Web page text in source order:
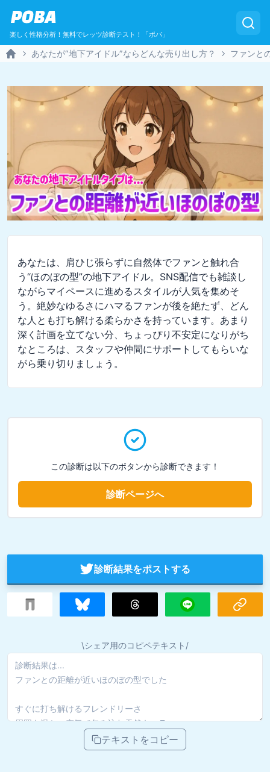
POBA
楽しく性格分析！無料でレッツ診断テスト！「ポバ」
あなたが“地下アイドル”ならどんな売り出し方？ ファンと
あなたは、肩ひじ張らずに自然体でファンと触れ合
う“ほのぼの型”の地下アイドル。SNS配信でも雑談し
ながらマイペースに進めるスタイルが人気を集めそ
う。絶妙なゆるさにハマるファンが後を絶たず、どん
な人とも打ち解ける柔らかさを持っています。あまり
深く計画を立てない分、ちょっぴり不安定になりがち
なところは、スタッフや仲間にサポートしてもらいな
がら乗り切りましょう。
この診断は以下のボタンから診断できます！
診断ページへ
診断結果をポストする
\シェア用のコピペテキスト/
テキストをコピー